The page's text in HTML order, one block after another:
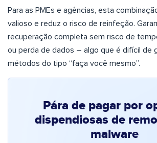
Para as PMEs e agências, esta
valioso e reduz o risco de reinfeção.
recuperação completa sem risco de
ou perda de dados – algo que é difícil de
métodos do tipo “faça você mesmo”.
Pára de pagar por
dispendiosas de
malware